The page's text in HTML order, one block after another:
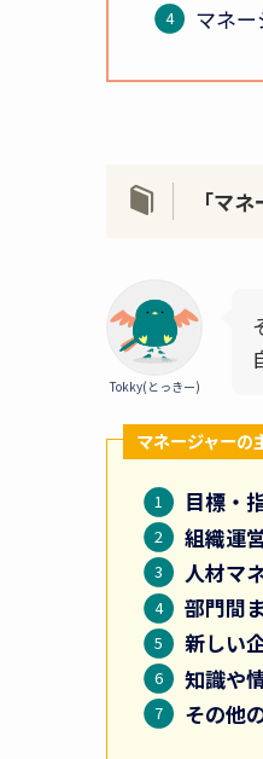
マネ
「マ
Tokky(とっきー)
マネージャーの
目標・
組織運
人材マ
部門間
新しい
知識や
その他